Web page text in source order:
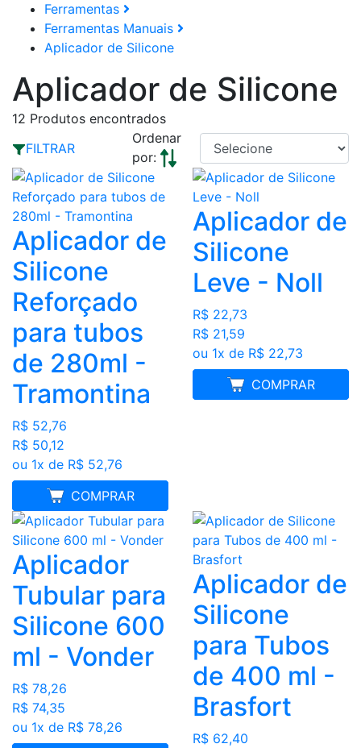
Ferramentas
Ferramentas Manuais
Aplicador de Silicone
Aplicador de Silicone
12 Produtos encontrados
FILTRAR
Ordenar
por:
Aplicador de
Silicone
Reforçado
para tubos
de 280ml -
Tramontina
R$ 52,76
R$ 50,12
ou 1x de R$ 52,76
COMPRAR
MELHOR PREÇO
Aplicador de
Silicone
Leve - Noll
R$ 22,73
R$ 21,59
ou 1x de R$ 22,73
COMPRAR
MELHOR PREÇO
Aplicador
Tubular para
Silicone 600
ml - Vonder
R$ 78,26
R$ 74,35
ou 1x de R$ 78,26
Aplicador de
Silicone
para Tubos
de 400 ml -
Brasfort
R$ 62,40